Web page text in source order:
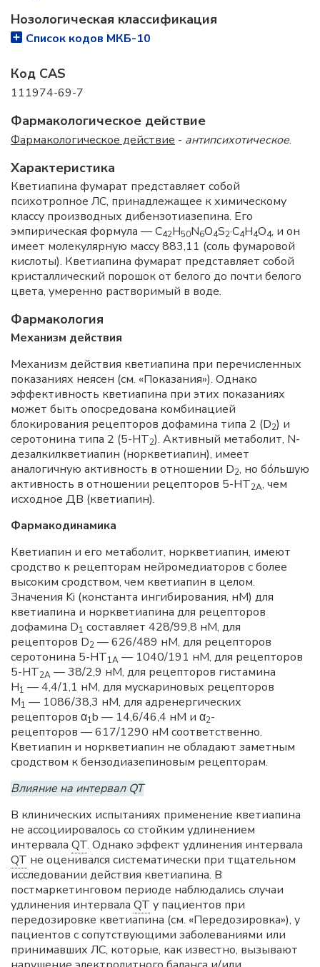
Нозологическая классификация
Список кодов МКБ-10
Код CAS
111974-69-7
Фармакологическое действие
Фармакологическое действие - антипсихотическое.
Характеристика
Кветиапина фумарат представляет собой
психотропное ЛС, принадлежащее к химическому
классу производных дибензотиазепина. Его
эмпирическая формула — C42H50N6O4S2·C4H4O4, и он
имеет молекулярную массу 883,11 (соль фумаровой
кислоты). Кветиапина фумарат представляет собой
кристаллический порошок от белого до почти белого
цвета, умеренно растворимый в воде.
Фармакология
Механизм действия
Механизм действия кветиапина при перечисленных
показаниях неясен (см. «Показания»). Однако
эффективность кветиапина при этих показаниях
может быть опосредована комбинацией
блокирования рецепторов дофамина типа 2 (D2) и
серотонина типа 2 (5-HT2). Активный метаболит, N-
дезалкилкветиапин (норкветиапин), имеет
аналогичную активность в отношении D2, но бóльшую
активность в отношении рецепторов 5-HT2A, чем
исходное ДВ (кветиапин).
Фармакодинамика
Кветиапин и его метаболит, норкветиапин, имеют
сродство к рецепторам нейромедиаторов с более
высоким сродством, чем кветиапин в целом.
Значения Ki (константа ингибирования, нМ) для
кветиапина и норкветиапина для рецепторов
дофамина D1 составляет 428/99,8 нМ, для
рецепторов D2 — 626/489 нМ, для рецепторов
серотонина 5-HT1A — 1040/191 нМ, для рецепторов
5-HT2A — 38/2,9 нМ, для рецепторов гистамина
H1 — 4,4/1,1 нМ, для мускариновых рецепторов
M1 — 1086/38,3 нМ, для адренергических
рецепторов α1b — 14,6/46,4 нМ и α2-
рецепторов — 617/1290 нМ соответственно.
Кветиапин и норкветиапин не обладают заметным
сродством к бензодиазепиновым рецепторам.
Влияние на интервал QT
В клинических испытаниях применение кветиапина
не ассоциировалось со стойким удлинением
интервала QT. Однако эффект удлинения интервала
QT не оценивался систематически при тщательном
исследовании действия кветиапина. В
постмаркетинговом периоде наблюдались случаи
удлинения интервала QT у пациентов при
передозировке кветиапина (см. «Передозировка»), у
пациентов с сопутствующими заболеваниями или
принимавших ЛС, которые, как известно, вызывают